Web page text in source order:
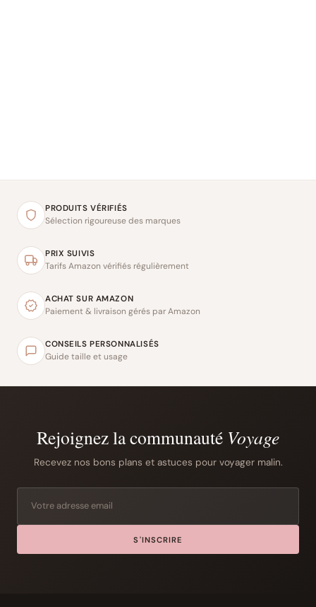
PRODUITS VÉRIFIÉS
Sélection rigoureuse des marques
PRIX SUIVIS
Tarifs Amazon vérifiés régulièrement
ACHAT SUR AMAZON
Paiement & livraison gérés par Amazon
CONSEILS PERSONNALISÉS
Guide taille et usage
Rejoignez la communauté Voyage
Recevez nos bons plans et astuces pour voyager malin.
S'INSCRIRE